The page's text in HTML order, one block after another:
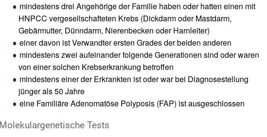
mindestens drei Angehörige der Familie haben oder hatten einen mit
HNPCC vergesellschafteten Krebs (Dickdarm oder Mastdarm,
Gebärmutter, Dünndarm, Nierenbecken oder Harnleiter)
einer davon ist Verwandter ersten Grades der beiden anderen
mindestens zwei aufeinander folgende Generationen sind oder waren
von einer solchen Krebserkrankung betroffen
mindestens einer der Erkrankten ist oder war bei Diagnosestellung
jünger als 50 Jahre
eine Familiäre Adenomatöse Polyposis (FAP) ist ausgeschlossen
Molekulargenetische Tests